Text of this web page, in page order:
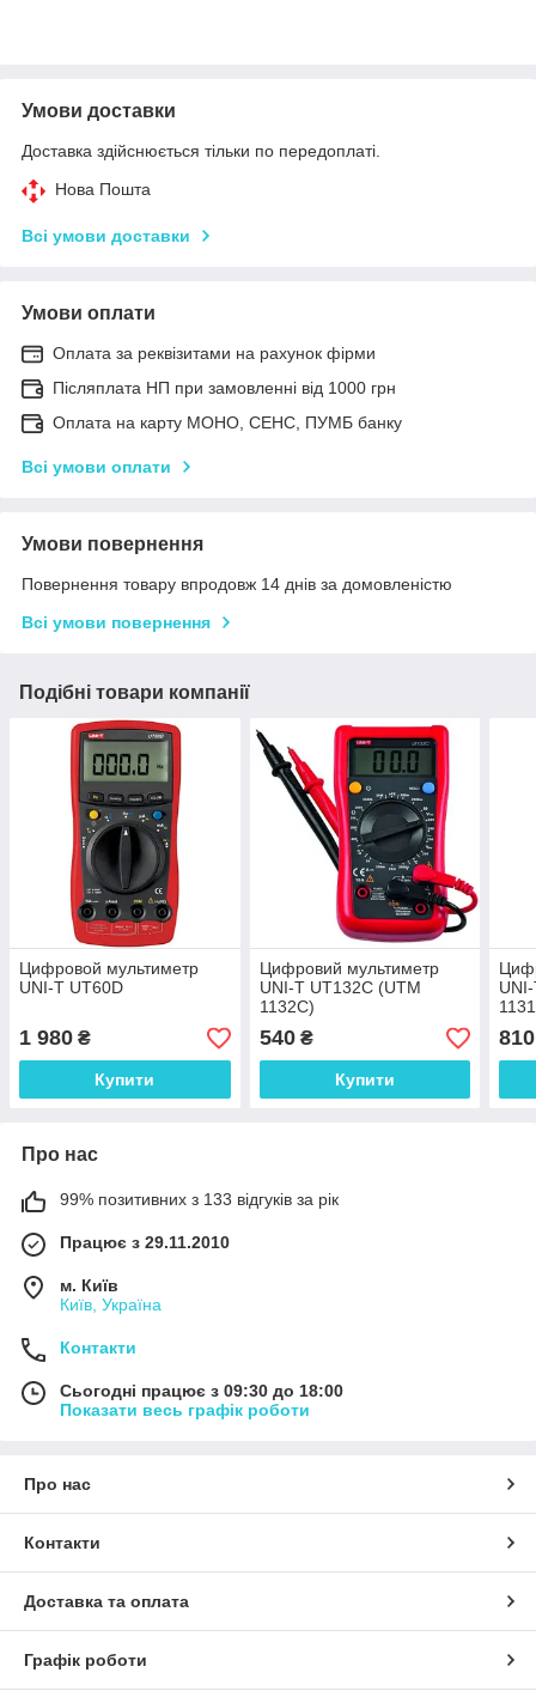
Умови доставки
Доставка здійснюється тільки по передоплаті.
Нова Пошта
Всі умови доставки
Умови оплати
Оплата за реквізитами на рахунок фірми
Післяплата НП при замовленні від 1000 грн
Оплата на карту МОНО, СЕНС, ПУМБ банку
Всі умови оплати
Умови повернення
Повернення товару впродовж 14 днів за домовленістю
Всі умови повернення
Подібні товари компанії
Цифровой мультиметр
UNI-T UT60D
1 980 ₴
Купити
Цифровий мультиметр
UNI-T UT132C (UTM
1132C)
540₴
Купити
810
Про нас
99% позитивних з 133 відгуків за рік
Працює з 29.11.2010
м. Київ
Київ, Україна
Контакти
Сьогодні працює з 09:30 до 18:00
Показати весь графік роботи
Про нас
Контакти
Доставка та оплата
Графік роботи